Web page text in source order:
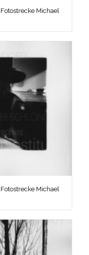
Michael
Michael